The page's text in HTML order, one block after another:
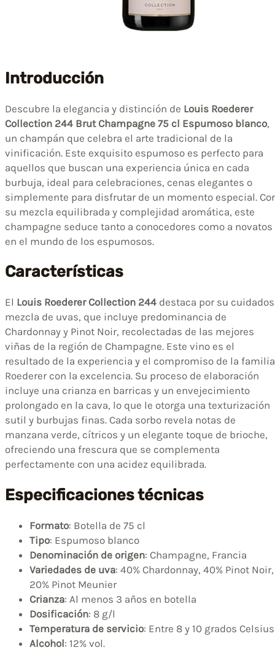
Introducción
Descubre la elegancia y distinción de Louis Roederer
Collection 244 Brut Champagne 75 cl Espumoso blanco,
un champán que celebra el arte tradicional de la
vinificación. Este exquisito espumoso es perfecto para
aquellos que buscan una experiencia única en cada
burbuja, ideal para celebraciones, cenas elegantes o
simplemente para disfrutar de un momento especial.
su mezcla equilibrada y complejidad aromática, este
champagne seduce tanto a conocedores como a novatos
en el mundo de los espumosos.
Características
El Louis Roederer Collection 244 destaca por su
mezcla de uvas, que incluye predominancia de
Chardonnay y Pinot Noir, recolectadas de las mejores
viñas de la región de Champagne. Este vino es el
resultado de la experiencia y el compromiso de la familia
Roederer con la excelencia. Su proceso de elaboración
incluye una crianza en barricas y un envejecimiento
prolongado en la cava, lo que le otorga una texturización
sutil y burbujas finas. Cada sorbo revela notas de
manzana verde, cítricos y un elegante toque de brioche,
ofreciendo una frescura que se complementa
perfectamente con una acidez equilibrada.
Especificaciones técnicas
Formato: Botella de 75 cl
Tipo: Espumoso blanco
Denominación de origen: Champagne, Francia
Variedades de uva: 40% Chardonnay, 40% Pinot Noir,
20% Pinot Meunier
Crianza: Al menos 3 años en botella
Dosificación: 8 g/l
Temperatura de servicio: Entre 8 y 10 grados Celsius
Alcohol: 12% vol.